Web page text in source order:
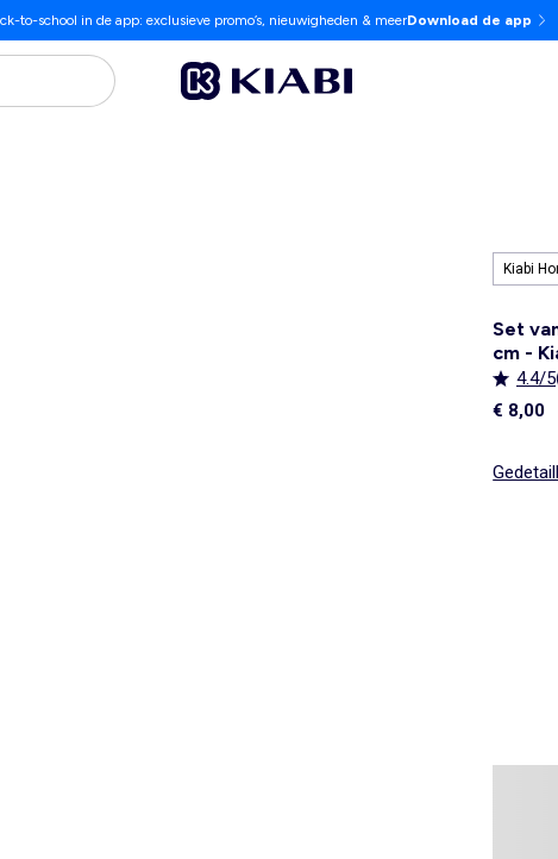
to-school in de app: exclusieve promo’s, nieuwigheden & meerDownload de app
Kiabi
Set
cm -
4.4/5
€ 8,00